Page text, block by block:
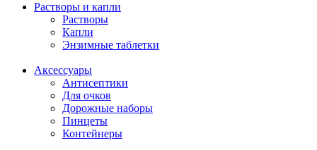
Растворы и капли
Растворы
Капли
Энзимные таблетки
Аксессуары
Антисептики
Для очков
Дорожные наборы
Пинцеты
Контейнеры